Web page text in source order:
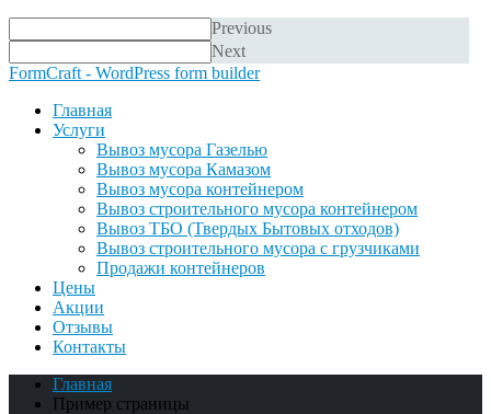
Previous
Next
FormCraft - WordPress form builder
Главная
Услуги
Вывоз мусора Газелью
Вывоз мусора Камазом
Вывоз мусора контейнером
Вывоз строительного мусора контейнером
Вывоз ТБО (Твердых Бытовых отходов)
Вывоз строительного мусора с грузчиками
Продажи контейнеров
Цены
Акции
Отзывы
Контакты
Главная
Пример страницы